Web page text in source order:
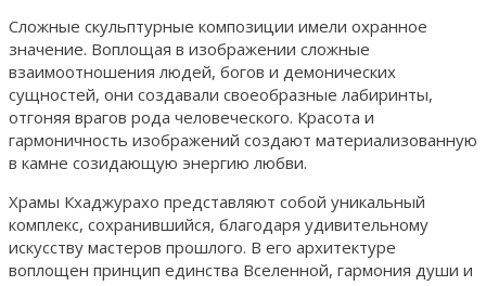
Сложные скульптурные композиции имели охранное
значение. Воплощая в изображении сложные
взаимоотношения людей, богов и демонических
сущностей, они создавали своеобразные лабиринты,
отгоняя врагов рода человеческого. Красота и
гармоничность изображений создают материализованную
в камне созидающую энергию любви.
Храмы Кхаджурахо представляют собой уникальный
комплекс, сохранившийся, благодаря удивительному
искусству мастеров прошлого. В его архитектуре
воплощен принцип единства Вселенной, гармония души и